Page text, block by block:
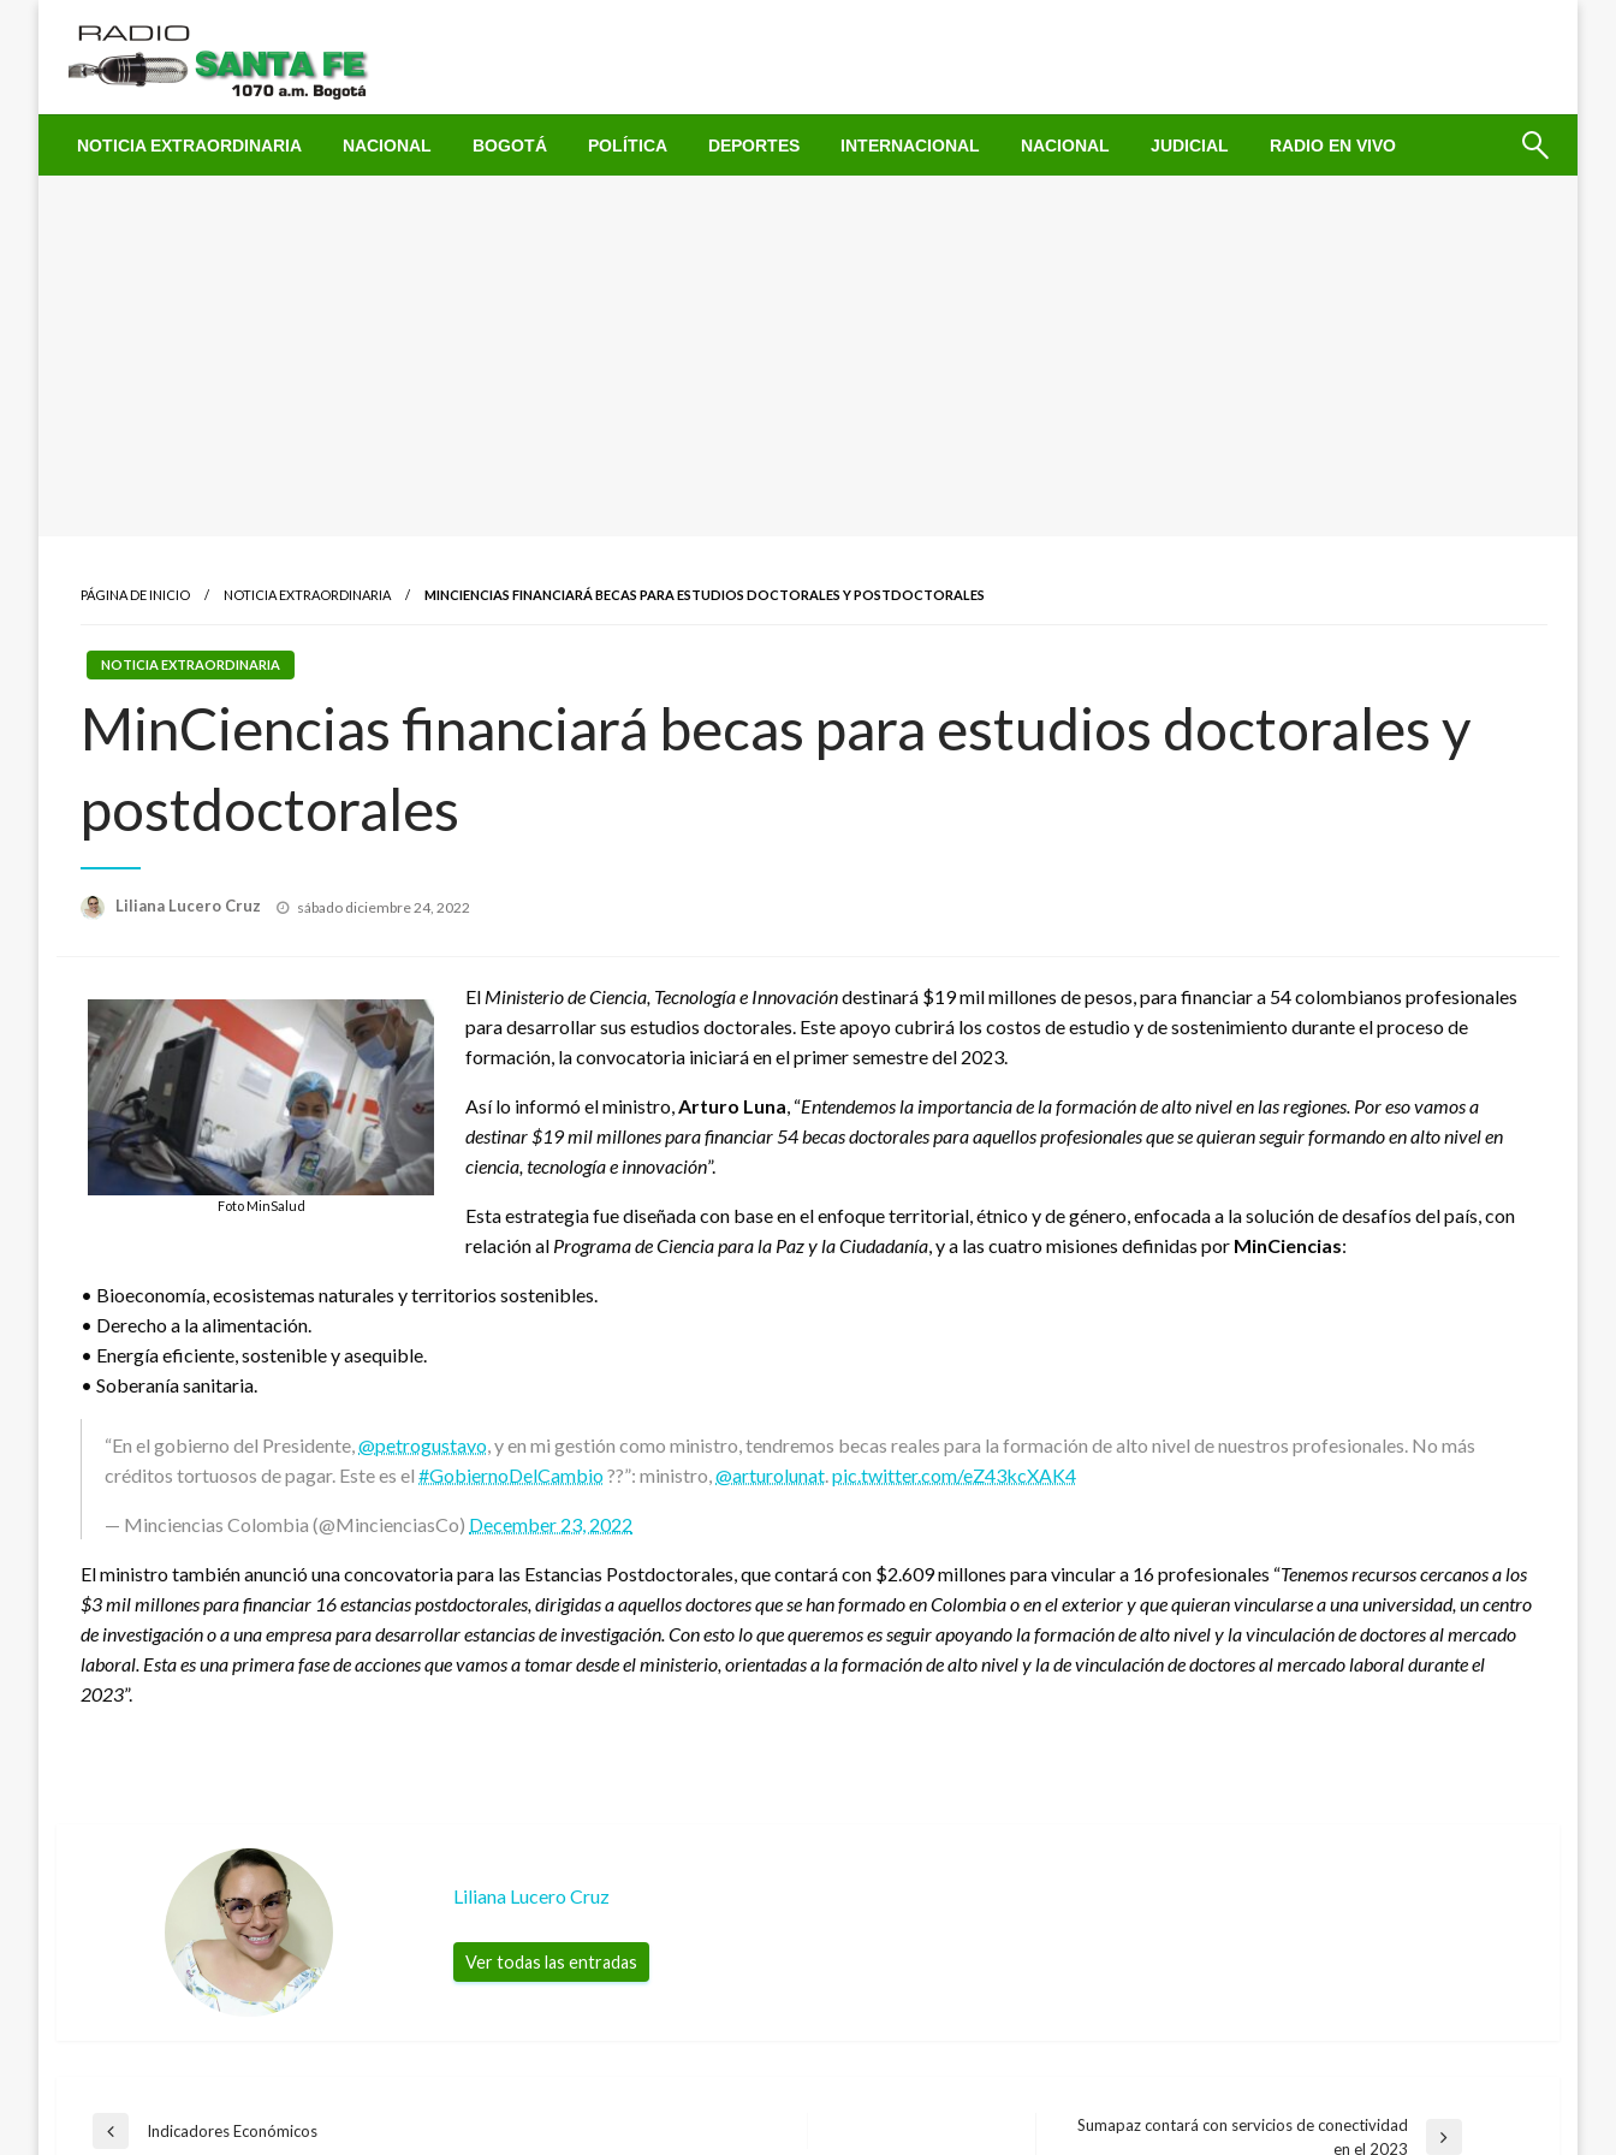
contenido
NOTICIA EXTRAORDINARIA NACIONAL BOGOTÁ POLÍTICA DEPORTES INTERNACIONAL NACIONAL JUDICIAL RADIO EN VIVO
PÁGINA DE INICIO NOTICIA EXTRAORDINARIA MINCIENCIAS FINANCIARÁ BECAS PARA ESTUDIOS DOCTORALES Y POSTDOCTORALES
NOTICIA EXTRAORDINARIA
MinCiencias financiará becas para estudios doctorales y
postdoctorales
Liliana Lucero Cruz
Publicado
sábado diciembre 24, 2022
Foto MinSalud
El Ministerio de Ciencia, Tecnología e Innovacióndestinará $19 mil millones de pesos, para financiar a 54 colombianos profesionales
para desarrollar sus estudios doctorales. Este apoyo cubrirá los costos de estudio y de sostenimiento durante el proceso de
formación, la convocatoria iniciará en el primer semestre del 2023.
Así lo informó el ministro,Arturo Luna, “Entendemos la importancia de la formación de alto nivel en las regiones. Por eso vamos a
destinar $19 mil millones para financiar 54 becas doctorales para aquellos profesionales que se quieran seguir formando en alto nivel en
ciencia, tecnología e innovación”.
Esta estrategia fue diseñada con base en el enfoque territorial, étnico y de género, enfocada a la solución de desafíos del país, con
relación al Programa de Ciencia para la Paz y la Ciudadanía, y a las cuatro misiones definidas por MinCiencias:
• Bioeconomía, ecosistemas naturales y territorios sostenibles.
• Derecho a la alimentación.
• Energía eficiente, sostenible y asequible.
• Soberanía sanitaria.
“En el gobierno del Presidente,@petrogustavo, y en mi gestión como ministro, tendremos becas reales para la formación de alto nivel de nuestros profesionales. No más
créditos tortuosos de pagar. Este es el #GobiernoDelCambio??”: ministro,@arturolunat.pic.twitter.com/eZ43kcXAK4
— Minciencias Colombia (@MincienciasCo) December 23, 2022
El ministro también anunció una concovatoria para las Estancias Postdoctorales, que contará con $2.609 millones para vincular a 16 profesionales “Tenemos recursos cercanos a los
$3 mil millones para financiar 16 estancias postdoctorales, dirigidas a aquellos doctores que se han formado en Colombia o en el exterior y que quieran vincularse a una universidad, un centro
de investigación o a una empresa para desarrollar estancias de investigación. Con esto lo que queremos es seguir apoyando la formación de alto nivel y la vinculación de doctores al mercado
laboral. Esta es una primera fase de acciones que vamos a tomar desde el ministerio, orientadas a la formación de alto nivel y la de vinculación de doctores al mercado laboral durante el
2023”.
Liliana Lucero Cruz
Ver todas las entradas
Entrada
Indicadores Económicos
Sumapaz contará con servicios de conectividad
en el 2023